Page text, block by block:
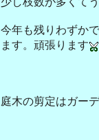
今年も残りわずか
ます。頑張ります
庭木の剪定はガー